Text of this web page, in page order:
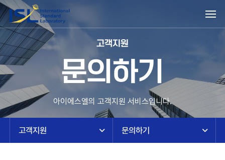
고객지원
문의하기
아이에스엘의 고객지원 서비스입니다.
고객지원 문의하기